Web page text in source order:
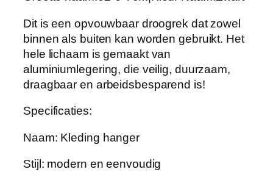
v
o
u
w
b
a
r
e
r
Dit is een opvouwbaar droogrek dat zowel
binnen als buiten kan worden gebruikt. Het
hele lichaam is gemaakt van
aluminiumlegering, die veilig, duurzaam,
draagbaar en arbeidsbesparend is!
Specificaties:
Naam: Kleding hanger
Stijl: modern en eenvoudig